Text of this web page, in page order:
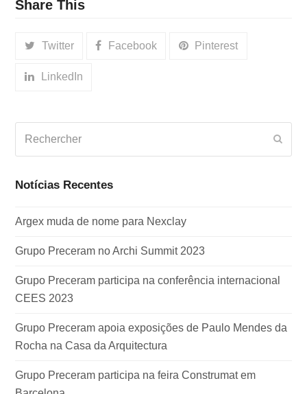
Share This
Twitter Facebook Pinterest
LinkedIn
Notícias Recentes
Argex muda de nome para Nexclay
Grupo Preceram no Archi Summit 2023
Grupo Preceram participa na conferência internacional
CEES 2023
Grupo Preceram apoia exposições de Paulo Mendes da
Rocha na Casa da Arquitectura
Grupo Preceram participa na feira Construmat em